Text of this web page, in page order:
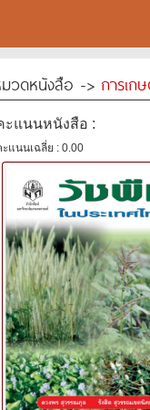
วดหนังสือ -> การเก
ะแนนหนังสือ :
ะแนนเฉลี่ย : 0.00